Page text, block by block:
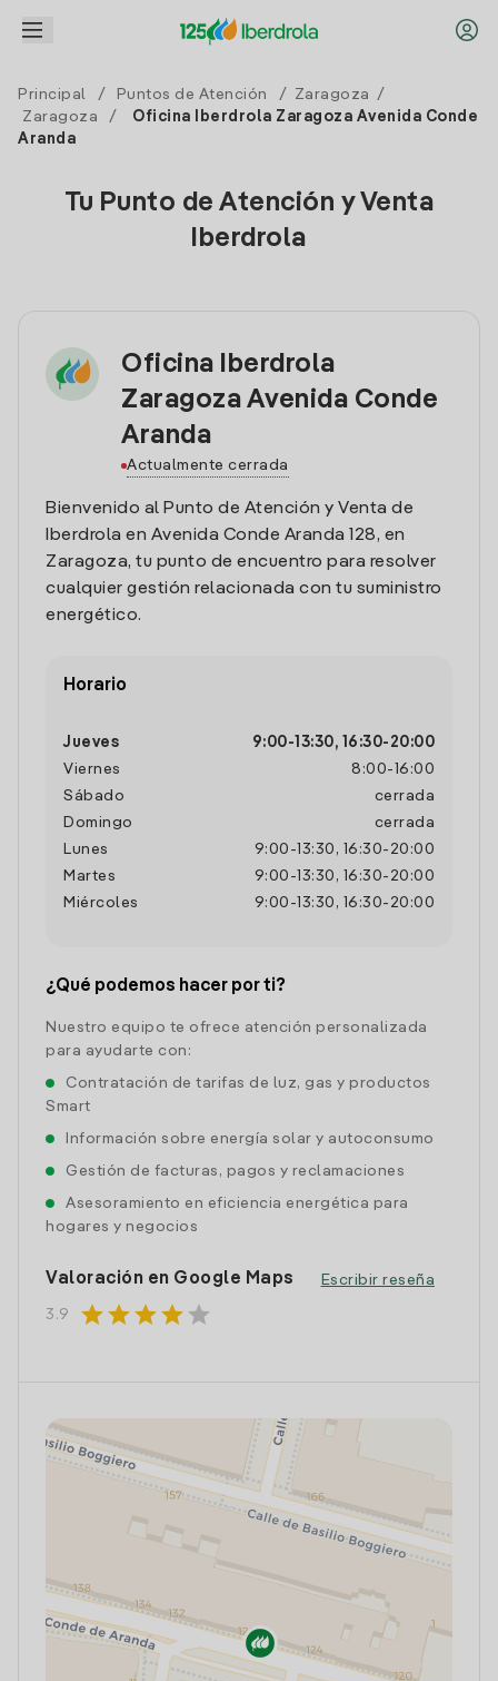
Principal / Puntos de Atención / Zaragoza
/
Zaragoza
/
Oficina Iberdrola Zaragoza Avenida Conde
Aranda
Tu Punto de Atención y Venta
Iberdrola
Oficina Iberdrola
Zaragoza Avenida Conde
Aranda
Actualmente cerrada
Bienvenido al Punto de Atención y Venta de
Iberdrola en Avenida Conde Aranda 128, en
Zaragoza, tu punto de encuentro para resolver
cualquier gestión relacionada con tu suministro
energético.
Horario
Jueves 9:00- 13:30, 16:30- 20:00
Viernes
8:00- 16:00
Sábado
cerrada
Domingo
cerrada
Lunes
9:00 - 13:30 , 16:30- 20:00
Martes
9:00 - 13:30 , 16:30- 20:00
Miércoles
9:00 - 13:30 , 16:30- 20:00
¿Qué podemos hacer por ti?
Nuestro equipo te ofrece atención personalizada
para ayudarte con:
Contratación de tarifas de luz, gas y productos
Smart
Información sobre energía solar y autoconsumo
Gestión de facturas, pagos y reclamaciones
Asesoramiento en eficiencia energética para
hogares y negocios
Valoración en Google Maps
3.9 starstarstarstar star
Escribir reseña